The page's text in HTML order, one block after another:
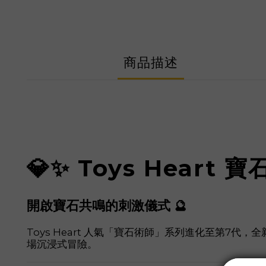
商品描述
💎✨ Toys Heart 寶
開啟寶石共鳴的刺激儀式 🔮
Toys Heart 人氣「寶石術師」系列進化至第7代，全
場沉浸式冒險。